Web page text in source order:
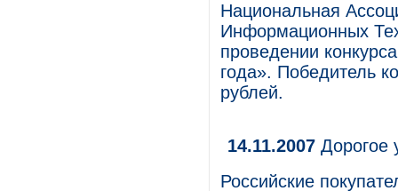
Национальная
Информационных
проведении
года». Победитель
рублей.
14.11.2007 Дорогое
Российские